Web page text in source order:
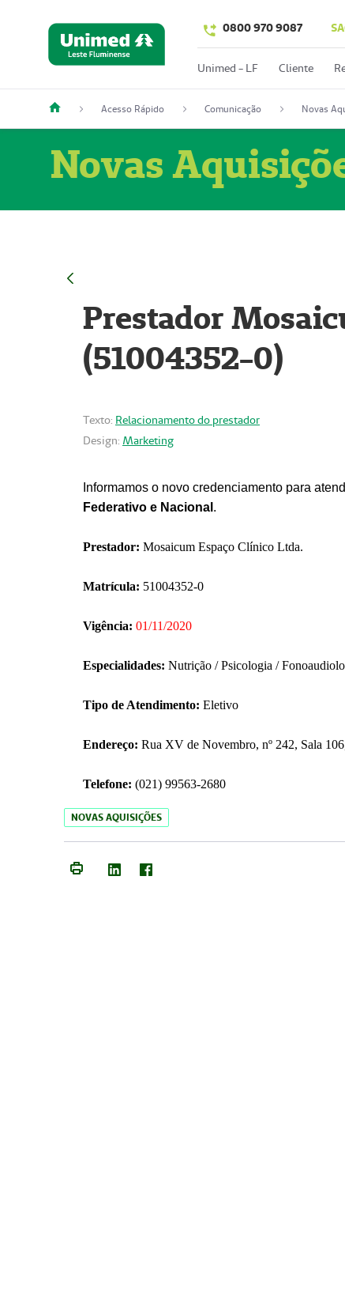
0800 970 9087
Unimed - LF Cliente
Acesso Rápido Comunicação Novas
Novas
Prestador
(51004352-0)
Texto: Relacionamento do prestador
Design: Marketing
Informamos o novo credenciamento para
Federativo e Nacional .
Prestador: Mosaicum Espaço Clínico Ltda.
Matrícula: 51004352-0
Vigência: 01/11/2020
Especialidades: Nutrição / Psicologia /
Tipo de Atendimento: Eletivo
Endereço: Rua XV de Novembro, nº 242, Sala
Telefone: (021) 99563-2680
NOVAS AQUISIÇÕES